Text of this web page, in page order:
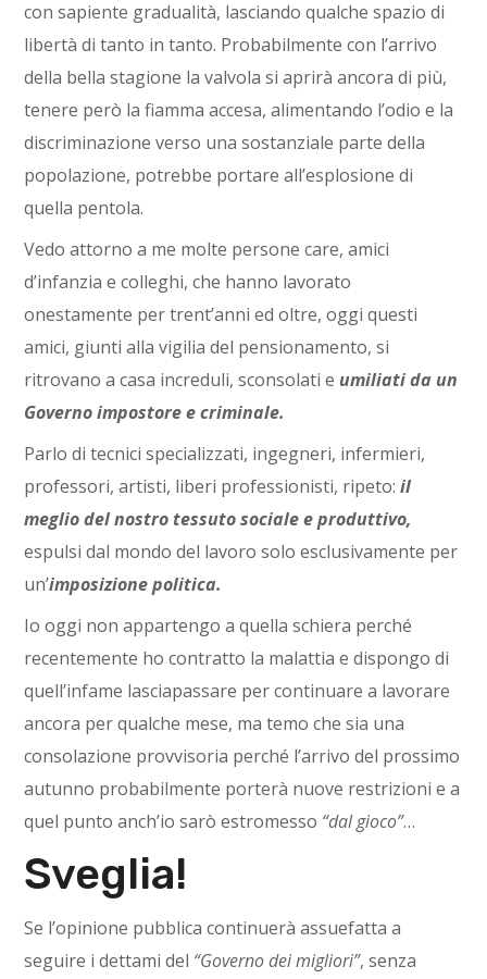
con sapiente gradualità, lasciando qualche spazio di
libertà di tanto in tanto. Probabilmente con l’arrivo
della bella stagione la valvola si aprirà ancora di più,
tenere però la fiamma accesa, alimentando l’odio e la
discriminazione verso una sostanziale parte della
popolazione, potrebbe portare all’esplosione di
quella pentola.
Vedo attorno a me molte persone care, amici
d’infanzia e colleghi, che hanno lavorato
onestamente per trent’anni ed oltre, oggi questi
amici, giunti alla vigilia del pensionamento, si
ritrovano a casa increduli, sconsolati e umiliati da un
Governo impostore e criminale.
Parlo di tecnici specializzati, ingegneri, infermieri,
professori, artisti, liberi professionisti, ripeto:il
meglio del nostro tessuto sociale e produttivo,
espulsi dal mondo del lavoro solo esclusivamente per
un’imposizione politica.
Io oggi non appartengo a quella schiera perché
recentemente ho contratto la malattia e dispongo di
quell’infame lasciapassare per continuare a lavorare
ancora per qualche mese, ma temo che sia una
consolazione provvisoria perché l’arrivo del prossimo
autunno probabilmente porterà nuove restrizioni e a
quel punto anch’io sarò estromesso “dal gioco”…
Sveglia!
Se l’opinione pubblica continuerà assuefatta a
seguire i dettami del “Governo dei migliori”, senza